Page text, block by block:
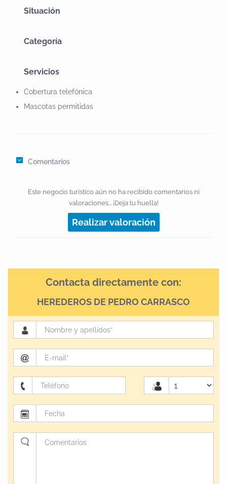
turísticas (Preguntar por las actividades que interesen
tipos de entretenimientos.
Situación
Categoría
Servicios
Cobertura telefónica
Mascotas permitidas
Comentarios
Este negocio turístico aún no ha recibido comentarios ni
valoraciones... ¡Deja tu huella!
Realizar valoración
Contacta directamente con:
HEREDEROS DE PEDRO CARRASCO